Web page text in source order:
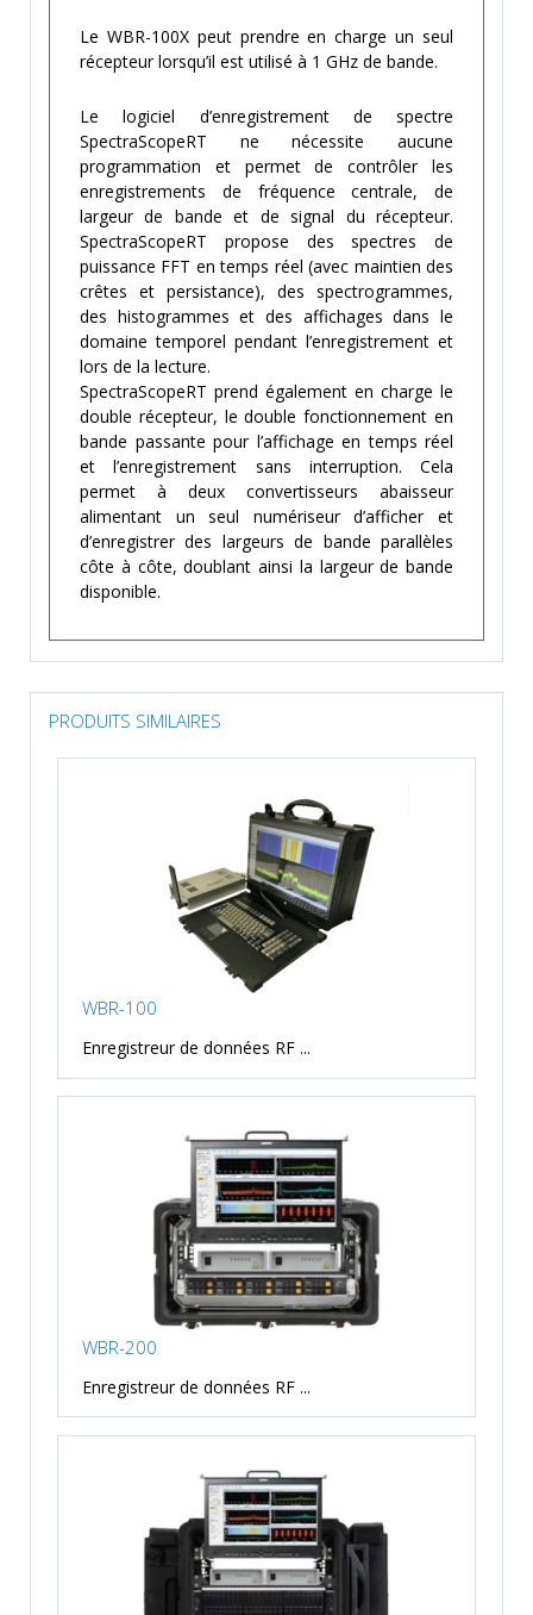
Le WBR-100X peut prendre en charge un seul
récepteur lorsqu’il est utilisé à 1 GHz de bande.
Le logiciel d’enregistrement de spectre
SpectraScopeRT ne nécessite aucune
programmation et permet de contrôler les
enregistrements de fréquence centrale, de
largeur de bande et de signal du récepteur.
SpectraScopeRT propose des spectres de
puissance FFT en temps réel (avec maintien des
crêtes et persistance), des spectrogrammes,
des histogrammes et des affichages dans le
domaine temporel pendant l’enregistrement et
lors de la lecture.
SpectraScopeRT prend également en charge le
double récepteur, le double fonctionnement en
bande passante pour l’affichage en temps réel
et l’enregistrement sans interruption. Cela
permet à deux convertisseurs abaisseur
alimentant un seul numériseur d’afficher et
d’enregistrer des largeurs de bande parallèles
côte à côte, doublant ainsi la largeur de bande
disponible.
PRODUITS SIMILAIRES
WBR-100
Enregistreur de données RF ...
WBR-200
Enregistreur de données RF ...